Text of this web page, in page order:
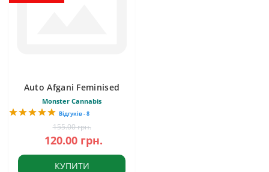
Auto Afgani Feminised
Monster Cannabis
Відгуків - 8
155.00 грн.
120.00 грн.
КУПИТИ